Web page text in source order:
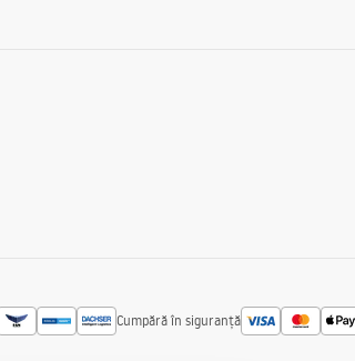
Cumpără în siguranță